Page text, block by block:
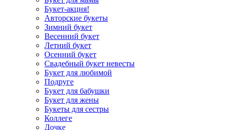
Букет-акция!
Авторские букеты
Зимний букет
Весенний букет
Летний букет
Осенний букет
Свадебный букет невесты
Букет для любимой
Подруге
Букет для бабушки
Букет для жены
Букеты для сестры
Коллеге
Дочке